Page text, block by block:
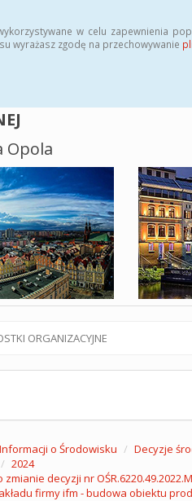
w celu zapewnienia
wyrażasz zgodę na przechowywanie
Opola
ORGANIZACYJNE
o Środowisku
Decyzje
2024
decyzji nr
firmy ifm - budowa obiektu